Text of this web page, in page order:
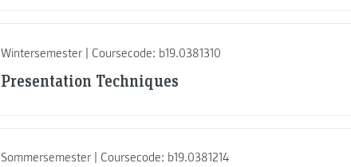
Wintersemester | Coursecode: b19.0381310
Presentation Techniques
Sommersemester | Coursecode: b19.0381214